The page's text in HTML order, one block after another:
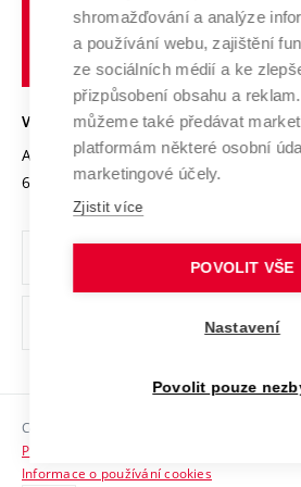
Transfer znalostí
Open Science
Projekty
Projekty ze strukturálních fondů
Specifický výzkum
Mezinárodní dohody
Univerzitní sítě
Udržitelná univerzita
Podnikavá univerzita / ContriBUTe
Bezpečná univerzita
Vyznamenání
Organizační struktura
Ochrana osobních údajů
odkaz)
Sociální bezpečí
HR Award
VYSOKÉ UČENÍ TECHNICKÉ V BRNĚ
Antonínská 548/1
602 00 Brno
www.vut.cz
vut@vutbr.cz
Copyright © 2026 VUT
Prohlášení o přístupnosti
Informace o používání cookies
shromažďování a analýze
a používání webu, zajištění
ze sociálních médií a ke
přizpůsobení obsahu a
můžeme také předávat
platformám některé osobní
marketingové účely.
Zjistit více
POVOLIT VŠE
Nastavení
Povolit pouze